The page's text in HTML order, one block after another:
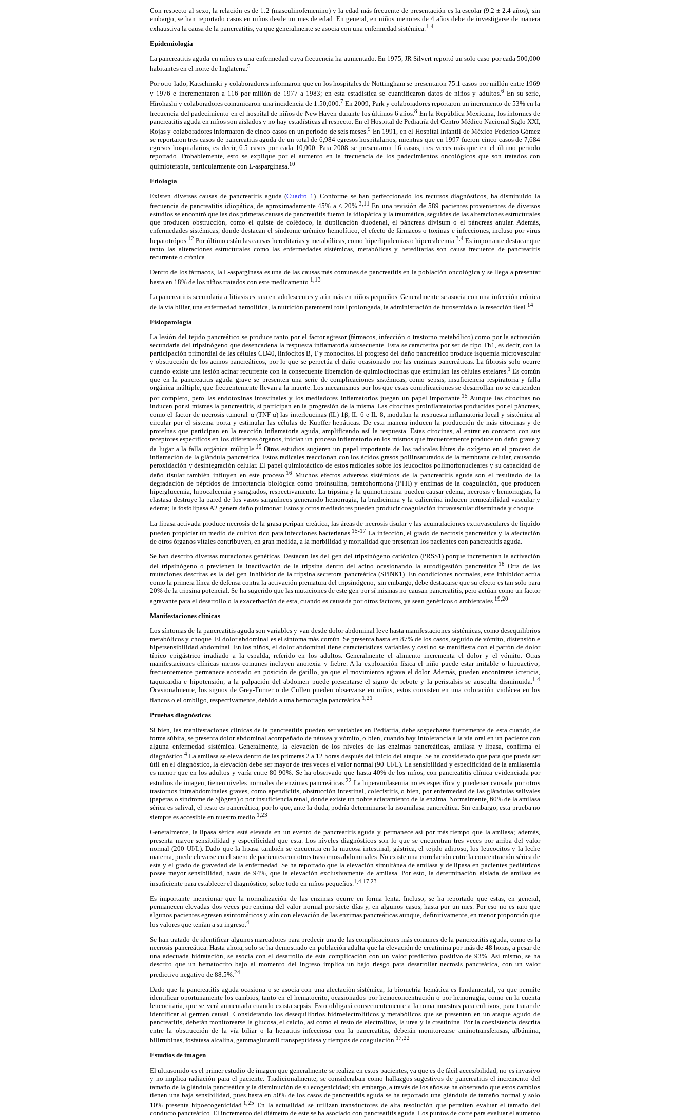
Con respecto al sexo, la relación es de 1:2 (masculinofemenino) y la edad más frecuente de presentación es la escolar (9.2 ± 2.4 años); sin
embargo, se han reportado casos en niños desde un mes de edad. En general, en niños menores de 4 años debe de investigarse de manera
exhaustiva la causa de la pancreatitis, ya que generalmente se asocia con una enfermedad sistémica.1-4
Epidemiología
La pancreatitis aguda en niños es una enfermedad cuya frecuencia ha aumentado. En 1975, JR Silvert reportó un solo caso por cada 500,000
habitantes en el norte de Inglaterra. 5
Por otro lado, Katschinski y colaboradores informaron que en los hospitales de Nottingham se presentaron 75.1 casos por millón entre 1969
y 1976 e incrementaron a 116 por millón de 1977 a 1983; en esta estadística se cuantificaron datos de niños y adultos.6En su serie,
Hirohashi y colaboradores comunicaron una incidencia de 1:50,000. 7 En 2009, Park y colaboradores reportaron un incremento de 53% en la
frecuencia del padecimiento en el hospital de niños de New Haven durante los últimos 6 años.8 En la República Mexicana, los informes de
pancreatitis aguda en niños son aislados y no hay estadísticas al respecto. En el Hospital de Pediatría del Centro Médico Nacional Siglo XXI,
Rojas y colaboradores informaron de cinco casos en un periodo de seis meses.9 En 1991, en el Hospital Infantil de México Federico Gómez
se reportaron tres casos de pancreatitis aguda de un total de 6,984 egresos hospitalarios, mientras que en 1997 fueron cinco casos de 7,684
egresos hospitalarios, es decir, 6.5 casos por cada 10,000. Para 2008 se presentaron 16 casos, tres veces más que en el último periodo
reportado. Probablemente, esto se explique por el aumento en la frecuencia de los padecimientos oncológicos que son tratados con
quimioterapia, particularmente con L-asparginasa. 10
Etiología
Existen diversas causas de pancreatitis aguda (Cuadro 1 ). Conforme se han perfeccionado los recursos diagnósticos, ha disminuido la
frecuencia de pancreatitis idiopática, de aproximadamente 45% a < 20%.3,11 En una revisión de 589 pacientes provenientes de diversos
estudios se encontró que las dos primeras causas de pancreatitis fueron la idiopática y la traumática, seguidas de las alteraciones estructurales
que producen obstrucción, como el quiste de colédoco, la duplicación duodenal, el páncreas divisum o el páncreas anular. Además,
enfermedades sistémicas, donde destacan el síndrome urémico-hemolítico, el efecto de fármacos o toxinas e infecciones, incluso por virus
hepatotrópos. 12 Por último están las causas hereditarias y metabólicas, como hiperlipidemias o hipercalcemia. 3,4 Es importante destacar que
tanto las alteraciones estructurales como las enfermedades sistémicas, metabólicas y hereditarias son causa frecuente de pancreatitis
recurrente o crónica.
Dentro de los fármacos, la L-asparginasa es una de las causas más comunes de pancreatitis en la población oncológica y se llega a presentar
hasta en 18% de los niños tratados con este medicamento.1,13
La pancreatitis secundaria a litiasis es rara en adolescentes y aún más en niños pequeños. Generalmente se asocia con una infección crónica
de la vía biliar, una enfermedad hemolítica, la nutrición parenteral total prolongada, la administración de furosemida o la resección ileal. 14
Fisiopatología
La lesión del tejido pancreático se produce tanto por el factor agresor (fármacos, infección o trastorno metabólico) como por la activación
secundaria del tripsinógeno que desencadena la respuesta inflamatoria subsecuente. Esta se caracteriza por ser de tipo Th1, es decir, con la
participación primordial de las células CD40, linfocitos B, T y monocitos. El progreso del daño pancreático produce isquemia microvascular
y obstrucción de los acinos pancreáticos, por lo que se perpetúa el daño ocasionado por las enzimas pancreáticas. La fibrosis solo ocurre
cuando existe una lesión acinar recurrente con la consecuente liberación de quimiocitocinas que estimulan las células estelares.1 Es común
que en la pancreatitis aguda grave se presenten una serie de complicaciones sistémicas, como sepsis, insuficiencia respiratoria y falla
orgánica múltiple, que frecuentemente llevan a la muerte. Los mecanismos por los que estas complicaciones se desarrollan no se entienden
por completo, pero las endotoxinas intestinales y los mediadores inflamatorios juegan un papel importante. 15 Aunque las citocinas no
inducen por sí mismas la pancreatitis, sí participan en la progresión de la misma. Las citocinas proinflamatorias producidas por el páncreas,
como el factor de necrosis tumoral α (TNF-α) las interleucinas (IL) 1β, IL 6 e IL 8, modulan la respuesta inflamatoria local y sistémica al
circular por el sistema porta y estimular las células de Kupffer hepáticas. De esta manera inducen la producción de más citocinas y de
proteínas que participan en la reacción inflamatoria aguda, amplificando así la respuesta. Estas citocinas, al entrar en contacto con sus
receptores específicos en los diferentes órganos, inician un proceso inflamatorio en los mismos que frecuentemente produce un daño grave y
da lugar a la falla orgánica múltiple. 15 Otros estudios sugieren un papel importante de los radicales libres de oxígeno en el proceso de
inflamación de la glándula pancreática. Estos radicales reaccionan con los ácidos grasos poliinsaturados de la membrana celular, causando
peroxidación y desintegración celular. El papel quimiotáctico de estos radicales sobre los leucocitos polimorfonucleares y su capacidad de
daño tisular también influyen en este proceso.16 Muchos efectos adversos sistémicos de la pancreatitis aguda son el resultado de la
degradación de péptidos de importancia biológica como proinsulina, paratohormona (PTH) y enzimas de la coagulación, que producen
hiperglucemia, hipocalcemia y sangrados, respectivamente. La tripsina y la quimotripsina pueden causar edema, necrosis y hemorragias; la
elastasa destruye la pared de los vasos sanguíneos generando hemorragia; la bradicinina y la calicreína inducen permeabilidad vascular y
edema; la fosfolipasa A2 genera daño pulmonar. Estos y otros mediadores pueden producir coagulación intravascular diseminada y choque.
La lipasa activada produce necrosis de la grasa peripan creática; las áreas de necrosis tisular y las acumulaciones extravasculares de líquido
pueden propiciar un medio de cultivo rico para infecciones bacterianas. 15-17 La infección, el grado de necrosis pancreática y la afectación
de otros órganos vitales contribuyen, en gran medida, a la morbilidad y mortalidad que presentan los pacientes con pancreatitis aguda.
Se han descrito diversas mutaciones genéticas. Destacan las del gen del tripsinógeno catiónico (PRSS1) porque incrementan la activación
del tripsinógeno o previenen la inactivación de la tripsina dentro del acino ocasionando la autodigestión pancreática.18 Otra de las
mutaciones descritas es la del gen inhibidor de la tripsina secretora pancreática (SPINK1). En condiciones normales, este inhibidor actúa
como la primera línea de defensa contra la activación prematura del tripsinógeno; sin embargo, debe destacarse que su efecto es tan solo para
20% de la tripsina potencial. Se ha sugerido que las mutaciones de este gen por sí mismas no causan pancreatitis, pero actúan como un factor
agravante para el desarrollo o la exacerbación de esta, cuando es causada por otros factores, ya sean genéticos o ambientales. 19,20
Manifestaciones clínicas
Los síntomas de la pancreatitis aguda son variables y van desde dolor abdominal leve hasta manifestaciones sistémicas, como desequilibrios
metabólicos y choque. El dolor abdominal es el síntoma más común. Se presenta hasta en 87% de los casos, seguido de vómito, distensión e
hipersensibilidad abdominal. En los niños, el dolor abdominal tiene características variables y casi no se manifiesta con el patrón de dolor
típico epigástrico irradiado a la espalda, referido en los adultos. Generalmente el alimento incrementa el dolor y el vómito. Otras
manifestaciones clínicas menos comunes incluyen anorexia y fiebre. A la exploración física el niño puede estar irritable o hipoactivo;
frecuentemente permanece acostado en posición de gatillo, ya que el movimiento agrava el dolor. Además, pueden encontrarse ictericia,
taquicardia e hipotensión; a la palpación del abdomen puede presentarse el signo de rebote y la peristalsis se ausculta disminuida.1,4
Ocasionalmente, los signos de Grey-Turner o de Cullen pueden observarse en niños; estos consisten en una coloración violácea en los
flancos o el ombligo, respectivamente, debido a una hemorragia pancreática. 1,21
Pruebas diagnósticas
Si bien, las manifestaciones clínicas de la pancreatitis pueden ser variables en Pediatría, debe sospecharse fuertemente de esta cuando, de
forma súbita, se presenta dolor abdominal acompañado de náusea y vómito, o bien, cuando hay intolerancia a la vía oral en un paciente con
alguna enfermedad sistémica. Generalmente, la elevación de los niveles de las enzimas pancreáticas, amilasa y lipasa, confirma el
diagnóstico.4 La amilasa se eleva dentro de las primeras 2 a 12 horas después del inicio del ataque. Se ha considerado que para que pueda ser
útil en el diagnóstico, la elevación debe ser mayor de tres veces el valor normal (90 UI/L). La sensibilidad y especificidad de la amilasemia
es menor que en los adultos y varía entre 80-90%. Se ha observado que hasta 40% de los niños, con pancreatitis clínica evidenciada por
estudios de imagen, tienen niveles normales de enzimas pancreáticas. 22 La hiperamilasemia no es específica y puede ser causada por otros
trastornos intraabdominales graves, como apendicitis, obstrucción intestinal, colecistitis, o bien, por enfermedad de las glándulas salivales
(paperas o síndrome de Sjögren) o por insuficiencia renal, donde existe un pobre aclaramiento de la enzima. Normalmente, 60% de la amilasa
sérica es salival; el resto es pancreática, por lo que, ante la duda, podría determinarse la isoamilasa pancreática. Sin embargo, esta prueba no
siempre es accesible en nuestro medio.1,23
Generalmente, la lipasa sérica está elevada en un evento de pancreatitis aguda y permanece así por más tiempo que la amilasa; además,
presenta mayor sensibilidad y especificidad que esta. Los niveles diagnósticos son lo que se encuentran tres veces por arriba del valor
normal (200 UI/L). Dado que la lipasa también se encuentra en la mucosa intestinal, gástrica, el tejido adiposo, los leucocitos y la leche
materna, puede elevarse en el suero de pacientes con otros trastornos abdominales. No existe una correlación entre la concentración sérica de
esta y el grado de gravedad de la enfermedad. Se ha reportado que la elevación simultánea de amilasa y de lipasa en pacientes pediátricos
posee mayor sensibilidad, hasta de 94%, que la elevación exclusivamente de amilasa. Por esto, la determinación aislada de amilasa es
insuficiente para establecer el diagnóstico, sobre todo en niños pequeños. 1,4,17,23
Es importante mencionar que la normalización de las enzimas ocurre en forma lenta. Incluso, se ha reportado que estas, en general,
permanecen elevadas dos veces por encima del valor normal por siete días y, en algunos casos, hasta por un mes. Por eso no es raro que
algunos pacientes egresen asintomáticos y aún con elevación de las enzimas pancreáticas aunque, definitivamente, en menor proporción que
los valores que tenían a su ingreso.4
Se han tratado de identificar algunos marcadores para predecir una de las complicaciones más comunes de la pancreatitis aguda, como es la
necrosis pancreática. Hasta ahora, solo se ha demostrado en población adulta que la elevación de creatinina por más de 48 horas, a pesar de
una adecuada hidratación, se asocia con el desarrollo de esta complicación con un valor predictivo positivo de 93%. Así mismo, se ha
descrito que un hematocrito bajo al momento del ingreso implica un bajo riesgo para desarrollar necrosis pancreática, con un valor
predictivo negativo de 88.5%. 24
Dado que la pancreatitis aguda ocasiona o se asocia con una afectación sistémica, la biometría hemática es fundamental, ya que permite
identificar oportunamente los cambios, tanto en el hematocrito, ocasionados por hemoconcentración o por hemorragia, como en la cuenta
leucocitaria, que se verá aumentada cuando exista sepsis. Esto obligará consecuentemente a la toma muestras para cultivos, para tratar de
identificar al germen causal. Considerando los desequilibrios hidroelectrolíticos y metabólicos que se presentan en un ataque agudo de
pancreatitis, deberán monitorearse la glucosa, el calcio, así como el resto de electrolitos, la urea y la creatinina. Por la coexistencia descrita
entre la obstrucción de la vía biliar o la hepatitis infecciosa con la pancreatitis, deberán monitorearse aminotransferasas, albúmina,
bilirrubinas, fosfatasa alcalina, gammaglutamil transpeptidasa y tiempos de coagulación.17,22
Estudios de imagen
El ultrasonido es el primer estudio de imagen que generalmente se realiza en estos pacientes, ya que es de fácil accesibilidad, no es invasivo
y no implica radiación para el paciente. Tradicionalmente, se consideraban como hallazgos sugestivos de pancreatitis el incremento del
tamaño de la glándula pancreática y la disminución de su ecogenicidad; sin embargo, a través de los años se ha observado que estos cambios
tienen una baja sensibilidad, pues hasta en 50% de los casos de pancreatitis aguda se ha reportado una glándula de tamaño normal y solo
10% presenta hipoecogenicidad. 1,25 En la actualidad se utilizan transductores de alta resolución que permiten evaluar el tamaño del
conducto pancreático. El incremento del diámetro de este se ha asociado con pancreatitis aguda. Los puntos de corte para evaluar el aumento